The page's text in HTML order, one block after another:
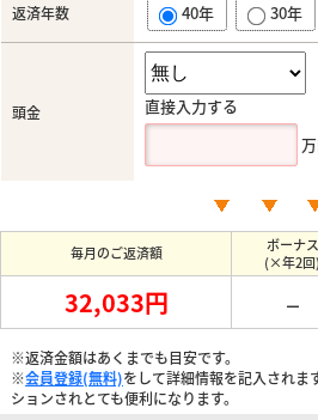
返済年数 40年 30年
頭金
直接入力する
毎月のご返済額
ボーナス
(×年2回)
32,033円 －
※返済金額はあくまでも目安です。
※会員登録(無料)をして詳細情報を記入されま
ションされとても便利になります。